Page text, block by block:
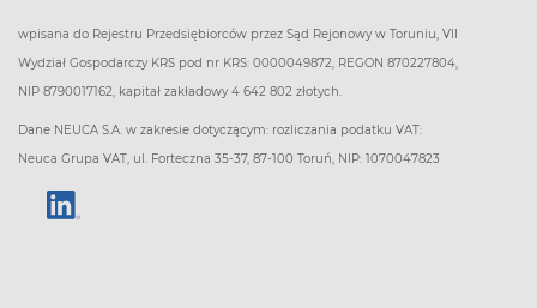
wpisana do Rejestru Przedsiębiorców przez Sąd Rejonowy w Toruniu, VII
Wydział Gospodarczy KRS pod nr KRS: 0000049872, REGON 870227804,
NIP 8790017162, kapitał zakładowy 4 642 802 złotych.
Dane NEUCA S.A. w zakresie dotyczącym: rozliczania podatku VAT:
Neuca Grupa VAT, ul. Forteczna 35-37, 87-100 Toruń, NIP: 1070047823